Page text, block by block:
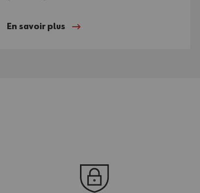
En savoir plus